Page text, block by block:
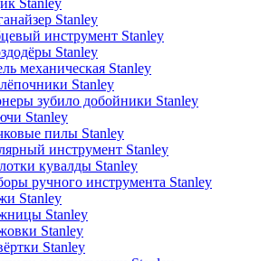
Stanley
Stanley
инструмент Stanley
Stanley
механическая Stanley
Stanley
зубило добойники Stanley
Stanley
пилы Stanley
инструмент Stanley
кувалды Stanley
ручного инструмента Stanley
Stanley
Stanley
Stanley
Stanley